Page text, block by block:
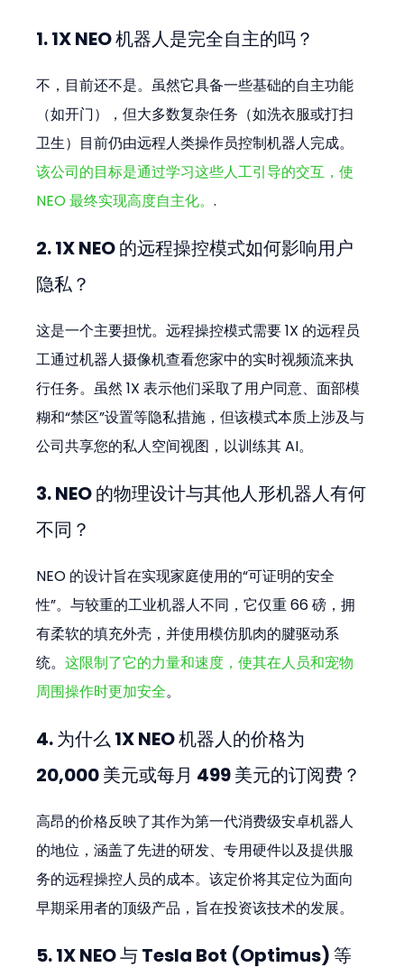
1. 1X NEO 机器人是完全自主的吗？
不，目前还不是。虽然它具备一些基础的自主功能
（如开门），但大多数复杂任务（如洗衣服或打扫
卫生）目前仍由远程人类操作员控制机器人完成。
该公司的目标是通过学习这些人工引导的交互，使
NEO 最终实现高度自主化。.
2. 1X NEO 的远程操控模式如何影响用户
隐私？
这是一个主要担忧。远程操控模式需要 1X 的远程员
工通过机器人摄像机查看您家中的实时视频流来执
行任务。虽然 1X 表示他们采取了用户同意、面部模
糊和“禁区”设置等隐私措施，但该模式本质上涉及与
公司共享您的私人空间视图，以训练其 AI。
3. NEO 的物理设计与其他人形机器人有何
不同？
NEO 的设计旨在实现家庭使用的“可证明的安全
性”。与较重的工业机器人不同，它仅重 66 磅，拥
有柔软的填充外壳，并使用模仿肌肉的腱驱动系
统。这限制了它的力量和速度，使其在人员和宠物
周围操作时更加安全。
4. 为什么 1X NEO 机器人的价格为
20,000 美元或每月 499 美元的订阅费？
高昂的价格反映了其作为第一代消费级安卓机器人
的地位，涵盖了先进的研发、专用硬件以及提供服
务的远程操控人员的成本。该定价将其定位为面向
早期采用者的顶级产品，旨在投资该技术的发展。
5. 1X NEO 与 Tesla Bot (Optimus) 等